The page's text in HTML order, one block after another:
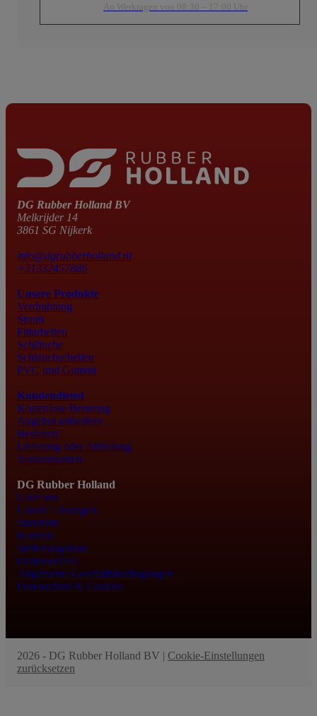
An Werktagen von 08:30 – 17:00 Uhr
DG Rubber Holland BV
Melkrijder 14
3861 SG Nijkerk
info@dgrubberholland.nl
+31332457886
Unsere Produkte
Verdrahtung
Strom
Fittarbeiten
Schläuche
Schlauchschellen
PVC und Gummi
Kundendienst
Kostenlose Beratung
Angebot anfordern
Bestellen
Lieferung oder Abholung
Versandkosten
DG Rubber Holland
Über uns
Unsere Lösungen
Standorte
Kontakt
Stellenangebote
Firmendetails
Allgemeine Geschäftsbedingungen
Datenschutz & Cookies
2026 - DG Rubber Holland BV | Cookie-Einstellungen
zurücksetzen